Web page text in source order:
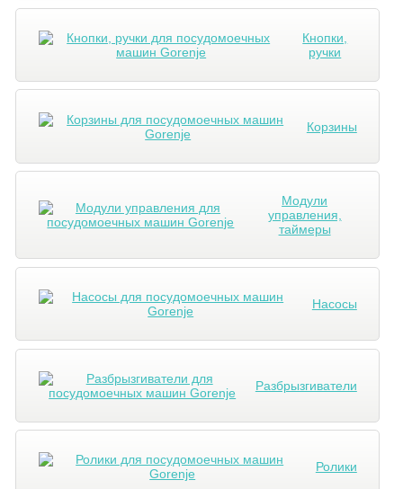
Кнопки,
ручки
Корзины
Модули
управления,
таймеры
Насосы
Разбрызгиватели
Ролики